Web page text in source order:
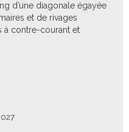
d’une diagonale égayée
et de rivages
à contre-courant et